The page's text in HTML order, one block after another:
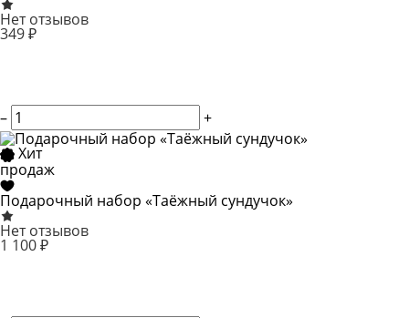
Нет отзывов
349 ₽
–
+
Хит
продаж
Подарочный набор «Таёжный сундучок»
Нет отзывов
1 100 ₽